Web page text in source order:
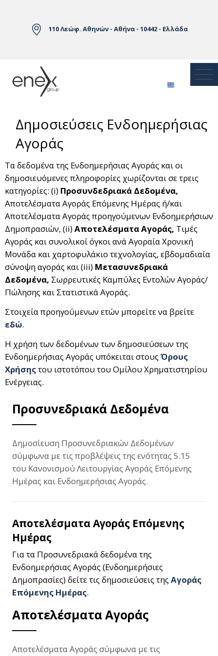
110 Λεώφ. Αθηνών - Αθήνα - 10442 - Ελλάδα
Δημοσιεύσεις Ενδοημερήσιας
Αγοράς
Τα δεδομένα της Ενδοημερήσιας Αγοράς και οι
δημοσιευόμενες πληροφορίες χωρίζονται σε τρεις
κατηγορίες: (i) Προσυνδεδριακά Δεδομένα,
Αποτελέσματα Αγοράς Επόμενης Ημέρας ή/και
Αποτελέσματα Αγοράς προηγούμενων Ενδοημερήσιων
Δημοπρασιών, (ii)Αποτελέσματα Αγοράς, Τιμές
Αγοράς και συνολικοί όγκοι ανά Αγοραία Χρονική
Μονάδα και χαρτοφυλάκιο τεχνολογίας, εβδομαδιαία
σύνοψη αγοράς και (iii) Μετασυνεδριακά
Δεδομένα, Σωρρευτικές Καμπύλες Εντολών Αγοράς/
Πώλησης και Στατιστικά Αγοράς.
Στοιχεία προηγούμενων ετών μπορείτε να βρείτε
εδώ.
Η χρήση των δεδομένων των δημοσιεύσεων της
Ενδοημερήσιας Αγοράς υπόκειται στους Όρους
Χρήσηςτου ιστοτόπου του Ομίλου Χρηματιστηρίου
Ενέργειας.
Προσυνεδριακά Δεδομένα
Δημοσίευση Προσυνεδριακών Δεδομένων
σύμφωνα με τις προβλέψεις της ενότητας 5.15
του Κανονισμού Λειτουργίας Αγοράς Επόμενης
Ημέρας και Ενδοημερήσιας Αγοράς.
Αποτελέσματα Αγοράς Επόμενης
Ημέρας
Για τα Προσυνεδριακά δεδομένα της
Ενδοημερήσιας Αγοράς (Ενδοημερήσιες
Δημοπρασίες) δείτε τις δημοσιεύσεις της Αγοράς
Επόμενης Ημέρας.
Αποτελέσματα Αγοράς
Αποτελέσματα Αγοράς σύμφωνα με τις